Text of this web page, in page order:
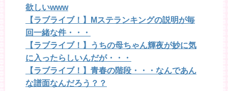
欲しいwww
【ラブライブ！】Mステランキングの説明が毎
回一緒な件・・・
【ラブライブ！】うちの母ちゃん輝夜が妙に気
に入ったらしいんだが・・・
【ラブライブ！】青春の階段・・・なんであん
な譜面なんだろう？？